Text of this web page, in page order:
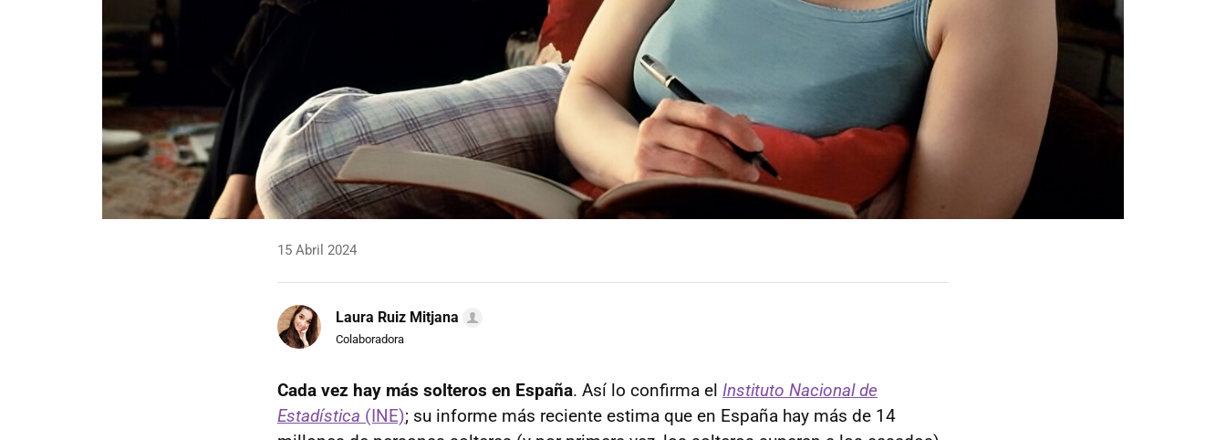
15 Abril 2024
Laura Ruiz Mitjana
Colaboradora
Cada vez hay más solteros en España. Así lo confirma el Instituto Nacional de
Estadística (INE); su informe más reciente estima que en España hay más de 14